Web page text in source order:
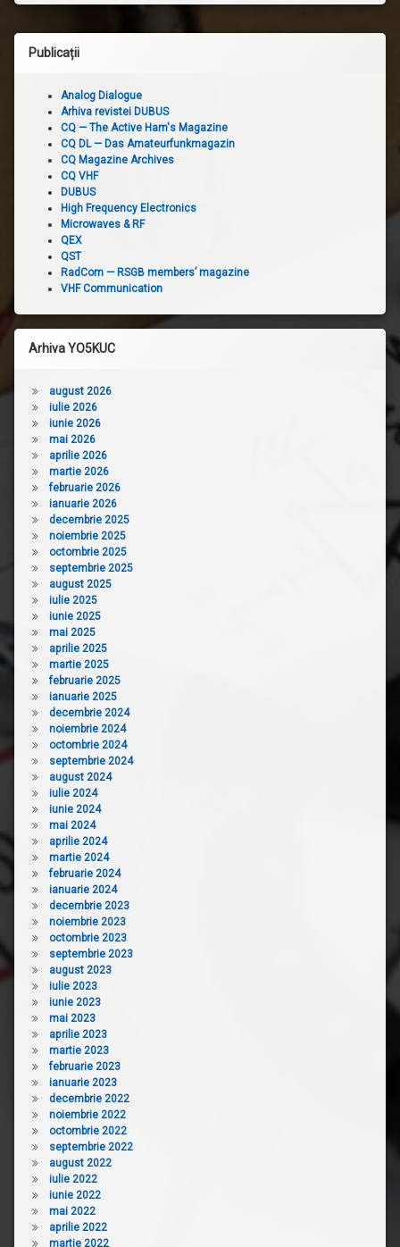
Publicații
Analog Dialogue
Arhiva revistei DUBUS
CQ — The Active Ham's Magazine
CQ DL — Das Amateurfunkmagazin
CQ Magazine Archives
CQ VHF
DUBUS
High Frequency Electronics
Microwaves & RF
QEX
QST
RadCom — RSGB members’ magazine
VHF Communication
Arhiva YO5KUC
august 2026
iulie 2026
iunie 2026
mai 2026
aprilie 2026
martie 2026
februarie 2026
ianuarie 2026
decembrie 2025
noiembrie 2025
octombrie 2025
septembrie 2025
august 2025
iulie 2025
iunie 2025
mai 2025
aprilie 2025
martie 2025
februarie 2025
ianuarie 2025
decembrie 2024
noiembrie 2024
octombrie 2024
septembrie 2024
august 2024
iulie 2024
iunie 2024
mai 2024
aprilie 2024
martie 2024
februarie 2024
ianuarie 2024
decembrie 2023
noiembrie 2023
octombrie 2023
septembrie 2023
august 2023
iulie 2023
iunie 2023
mai 2023
aprilie 2023
martie 2023
februarie 2023
ianuarie 2023
decembrie 2022
noiembrie 2022
octombrie 2022
septembrie 2022
august 2022
iulie 2022
iunie 2022
mai 2022
aprilie 2022
martie 2022